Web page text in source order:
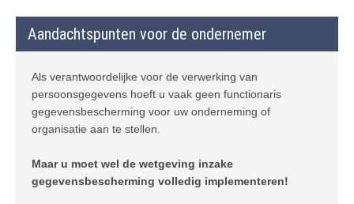
Aandachtspunten voor de ondernemer
Als verantwoordelijke voor de verwerking van
persoonsgegevens hoeft u vaak geen functionaris
gegevensbescherming voor uw onderneming of
organisatie aan te stellen.
Maar u moet wel de wetgeving inzake
gegevensbescherming volledig implementeren!